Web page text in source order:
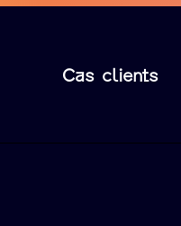
Cas clients